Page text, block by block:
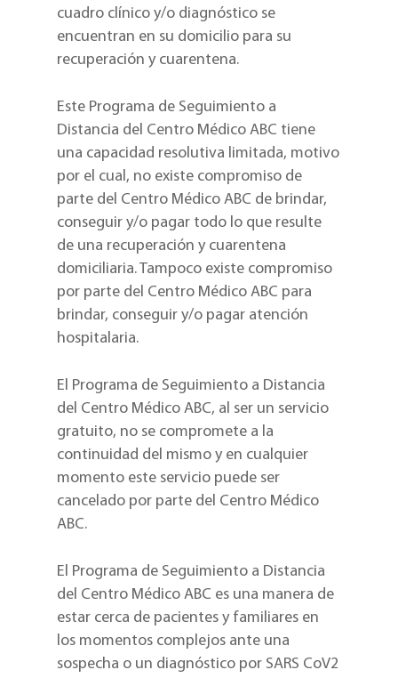
cuadro clínico y/o diagnóstico se
encuentran en su domicilio para su
recuperación y cuarentena.
Este Programa de Seguimiento a
Distancia del Centro Médico ABC tiene
una capacidad resolutiva limitada, motivo
por el cual, no existe compromiso de
parte del Centro Médico ABC de brindar,
conseguir y/o pagar todo lo que resulte
de una recuperación y cuarentena
domiciliaria. Tampoco existe compromiso
por parte del Centro Médico ABC para
brindar, conseguir y/o pagar atención
hospitalaria.
El Programa de Seguimiento a Distancia
del Centro Médico ABC, al ser un servicio
gratuito, no se compromete a la
continuidad del mismo y en cualquier
momento este servicio puede ser
cancelado por parte del Centro Médico
ABC.
El Programa de Seguimiento a Distancia
del Centro Médico ABC es una manera de
estar cerca de pacientes y familiares en
los momentos complejos ante una
sospecha o un diagnóstico por SARS CoV2